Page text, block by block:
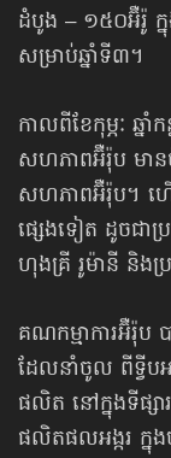
ដំបូង – ១៥០អ៊ឺរ៉ូ ក្
សម្រាប់ឆ្នាំទី៣។
កាលពីខែកុម្ភៈ ឆ្ន
សហភាពអ៊ឺរ៉ុប មាន
សហភាពអ៊ឺរ៉ុប។ ហ
ផ្សេងទៀត ដូចជា
ហុងគ្រី រូម៉ានី និងប្
គណ‍កម្មាការអ៊ឺរ៉ុប
ដែលនាំចូល ពីទ្វីប
ផលិត នៅក្នុងទីផ្សា
ផលិតផលអង្ករ ក្នុ